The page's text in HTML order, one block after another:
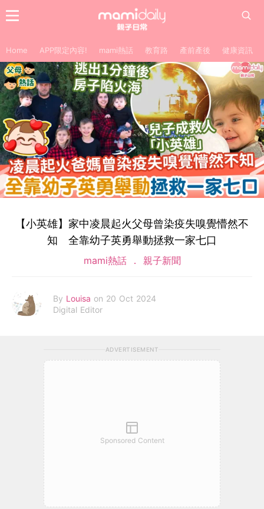
Home APP限定內容! mami熱話 教育路 產前產後 健康資訊
【小英雄】家中凌晨起火父母曾染疫失嗅覺懵然不
知 全靠幼子英勇舉動拯救一家七口
mami熱話 親子新聞
By Louisa on 20 Oct 2024
Digital Editor
ADVERTISEMENT
Sponsored Content